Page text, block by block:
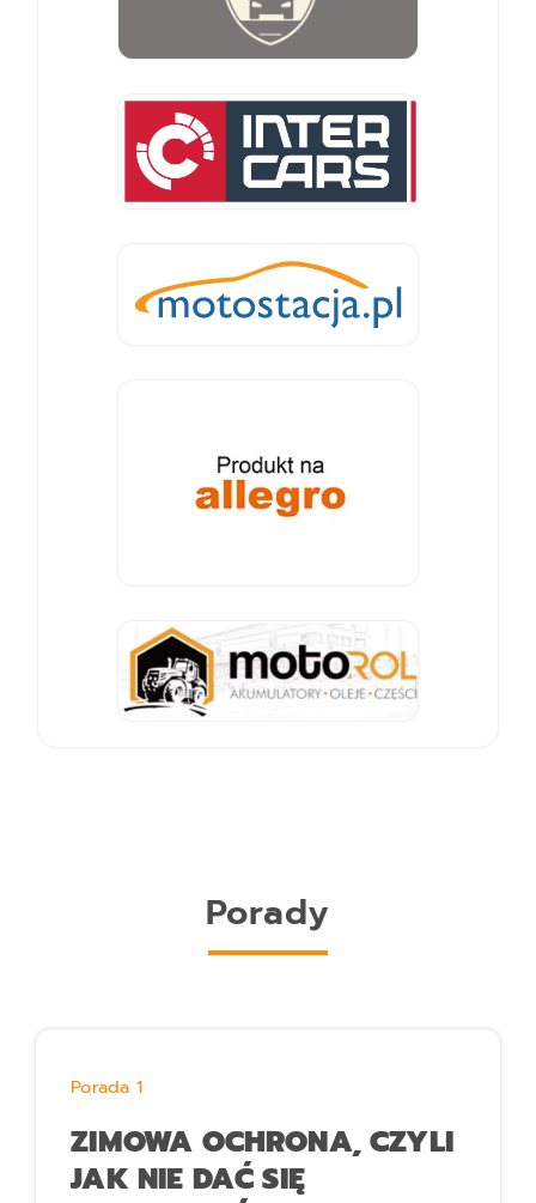
Porady
Porada 1
ZIMOWA OCHRONA, CZYLI
JAK NIE DAĆ SIĘ